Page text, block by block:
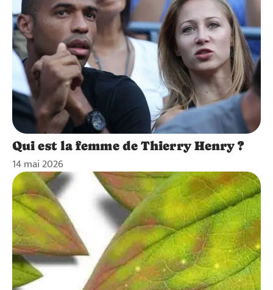
Qui est la femme de Thierry Henry ?
14 mai 2026